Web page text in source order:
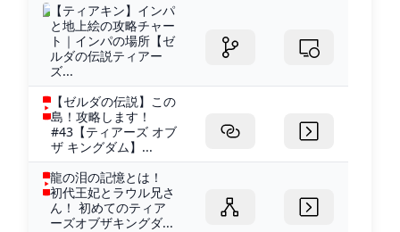
【ティアキン】インパ
と地上絵の攻略チャー
ト｜インパの場所【ゼ
ルダの伝説ティアー
ズ...
【ゼルダの伝説】この
島！攻略します！
#43【ティアーズ オブ
ザ キングダム】...
龍の泪の記憶とは！
初代王妃とラウル兄さ
ん！ 初めてのティア
ーズオブザキングダ...